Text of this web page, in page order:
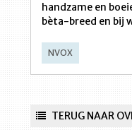
handzame en
bèta-breed en bij
NVOX
TERUG NAAR